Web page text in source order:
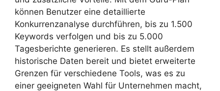
können Benutzer eine detaillierte
Konkurrenzanalyse durchführen, bis zu 1.500
Keywords verfolgen und bis zu 5.000
Tagesberichte generieren. Es stellt außerdem
historische Daten bereit und bietet erweiterte
Grenzen für verschiedene Tools, was es zu
einer geeigneten Wahl für Unternehmen macht,